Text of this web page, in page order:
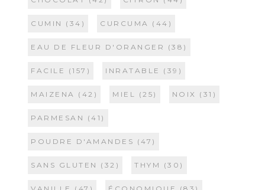
CUMIN (34) CURCUMA (44)
EAU DE FLEUR D'ORANGER (38)
FACILE (157) INRATABLE (39)
MAIZENA (42) MIEL (25) NOIX (31)
PARMESAN (41)
POUDRE D'AMANDES (47)
SANS GLUTEN (32) THYM (30)